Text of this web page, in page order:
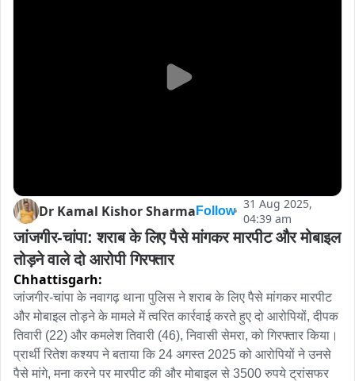
Dr Kamal Kishor Sharma Follow 31 Aug 2025,
04:39 am
जांजगीर-चांपा: शराब के लिए पैसे मांगकर मारपीट और मोबाइल
तोड़ने वाले दो आरोपी गिरफ्तार
Chhattisgarh:
जांजगीर-चांपा के नवागढ़ थाना पुलिस ने शराब के लिए पैसे मांगकर मारपीट
और मोबाइल तोड़ने के मामले में त्वरित कार्रवाई करते हुए दो आरोपियों, दीपक
तिवारी (22) और कमलेश तिवारी (46), निवासी सेमरा, को गिरफ्तार किया।
प्रार्थी रितेश कश्यप ने बताया कि 24 अगस्त 2025 को आरोपियों ने उनसे
पैसे मांगे, मना करने पर मारपीट की और मोबाइल से 3500 रुपये ट्रांसफर